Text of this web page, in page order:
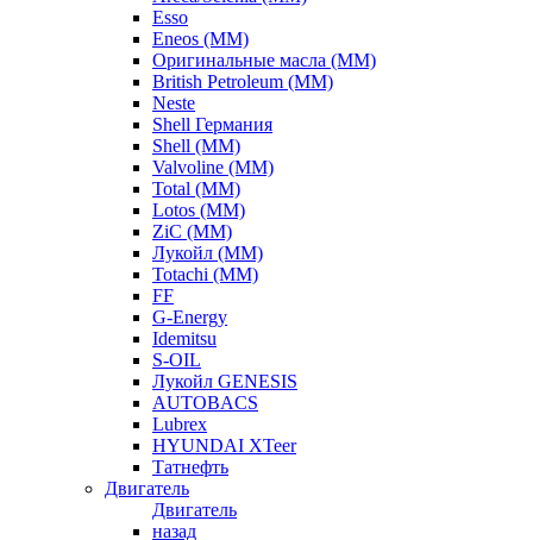
Esso
Eneos (ММ)
Оригинальные масла (ММ)
British Petroleum (ММ)
Neste
Shell Германия
Shell (ММ)
Valvoline (ММ)
Total (ММ)
Lotos (ММ)
ZiC (ММ)
Лукойл (ММ)
Totachi (MM)
FF
G-Energy
Idemitsu
S-OIL
Лукойл GENESIS
AUTOBACS
Lubrex
HYUNDAI XTeer
Татнефть
Двигатель
Двигатель
назад